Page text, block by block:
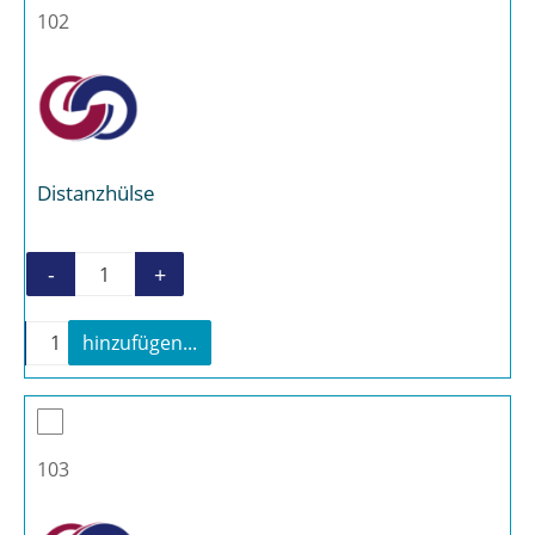
102
Distanzhülse
Distanzhülse Menge
- +
Distanzhülse Menge
+
hinzufügen...
103